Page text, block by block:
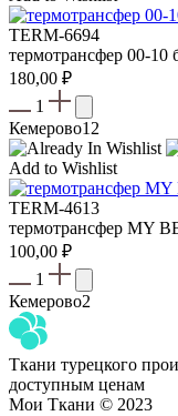
TERM-6694
термотрансфер 00-
180,00 ₽
1
Кемерово12
Add to Wishlist
TERM-4613
термотрансфер MY
100,00 ₽
1
Кемерово2
Ткани турецкого
доступным ценам
Мои Ткани © 2023